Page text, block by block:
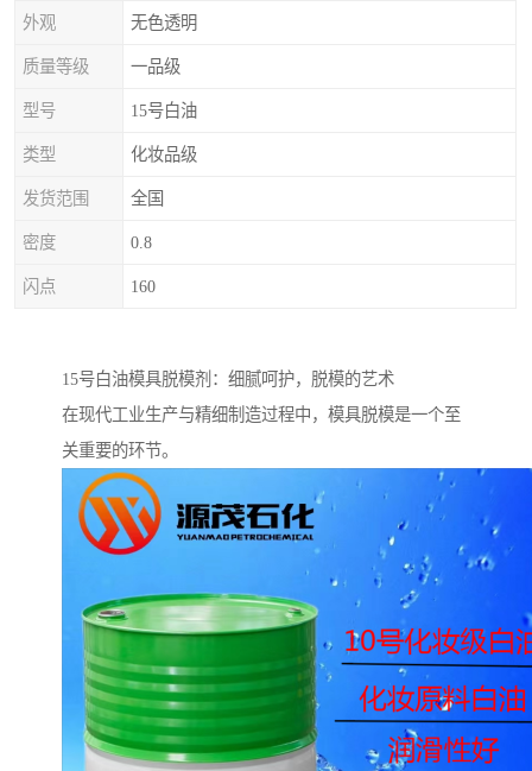
外观 无色透明
质量等级 一品级
型号 15号白油
类型 化妆品级
发货范围 全国
密度 0.8
闪点 160
15号白油模具脱模剂：细腻呵护，脱模的艺术
在现代工业生产与精细制造过程中，模具脱模是一个至
关重要的环节。